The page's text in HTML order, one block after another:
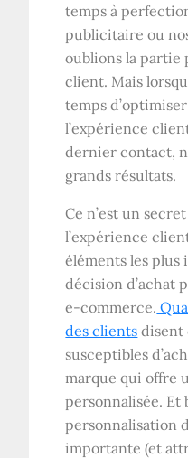
temps à
publicitaire ou
oublions la
client. Mais
temps
l’expérience
dernier contact,
grands résultats.
Ce n’est un
l’expérience
éléments les plus
décision d’achat
e-commerce.
des clients disent
susceptibles
marque qui offre
personnalisée. Et
personnalisation
importante (et